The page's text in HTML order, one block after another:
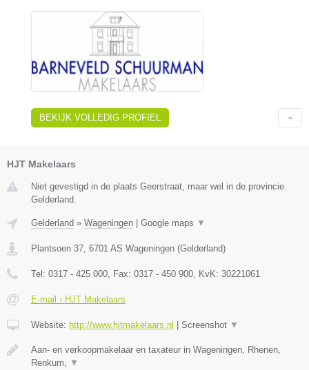
BEKIJK VOLLEDIG PROFIEL
HJT Makelaars
Niet gevestigd in de plaats Geerstraat, maar wel in de provincie
Gelderland.
Gelderland » Wageningen | Google maps ▼
Plantsoen 37 6701 AS Wageningen (Gelderland)
Tel: 0317 - 425 000 , Fax: 0317 - 450 900 , KvK: 30221061
E-mail › HJT Makelaars
Website: http://www.hjtmakelaars.nl | Screenshot ▼
Aan- en verkoopmakelaar en taxateur in Wageningen, Rhenen,
Renkum,
▼